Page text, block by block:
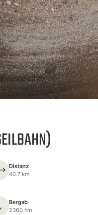
Distanz
40.7 km
Bergab
2360 hm